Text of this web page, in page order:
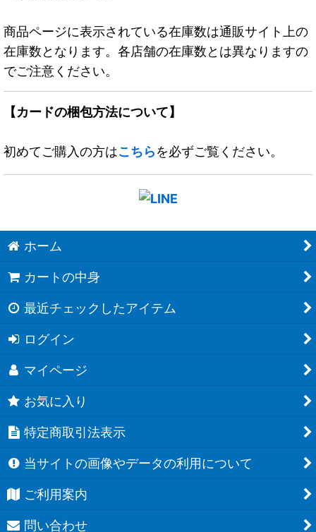
商品ページに表示されている在庫数は通販サイト上の
在庫数となります。各店舗の在庫数とは異なりますの
でご注意ください。
【カードの梱包方法について】
初めてご購入の方はこちらを必ずご覧ください。
ホーム
カートの中身
最近チェックしたアイテム
ログイン
マイページ
お気に入り
特定商取引法表示
当サイトの画像やデータの利用について
ご利用案内
問い合わせ